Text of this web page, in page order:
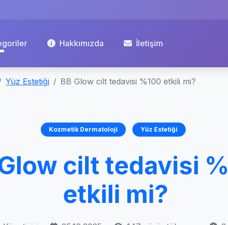
Hakkımızda İletişim
Yüz Estetiği BB Glow cilt tedavisi %100 etkili mi?
Kozmetik Dermatoloji Yüz Estetiği
cilt tedavisi
etkili mi?